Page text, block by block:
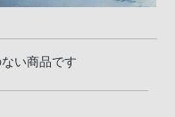
い商品です